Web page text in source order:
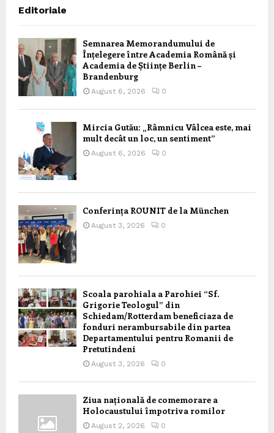
Editoriale
Semnarea Memorandumului de
Înțelegere între Academia Română și
Academia de Științe Berlin –
Brandenburg
August 6, 2026 0
Mircia Gutău: „Râmnicu Vâlcea este, mai
mult decât un loc, un sentiment”
August 6, 2026 0
Conferința ROUNIT de la München
August 3, 2026 0
Scoala parohiala a Parohiei “Sf.
Grigorie Teologul” din
Schiedam/Rotterdam beneficiaza de
fonduri nerambursabile din partea
Departamentului pentru Romanii de
Pretutindeni
August 3, 2026 0
Ziua națională de comemorare a
Holocaustului împotriva romilor
August 2, 2026 0